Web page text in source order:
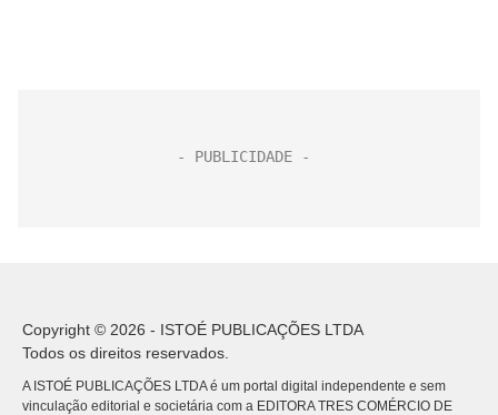
Copyright © 2026 - ISTOÉ PUBLICAÇÕES LTDA
Todos os direitos reservados.
A ISTOÉ PUBLICAÇÕES LTDA é um portal digital independente e sem
vinculação editorial e societária com a EDITORA TRES COMÉRCIO DE